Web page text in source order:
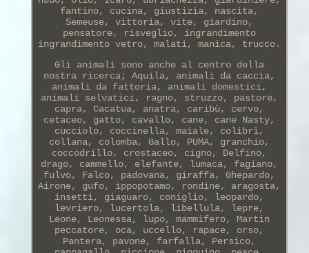
fantino, cucina, giustizia, nascita,
Semeuse, vittoria, vite, giardino,
pensatore, risveglio, ingrandimento
ingrandimento vetro, malati, manica, trucco.
Gli animali sono anche al centro della
nostra ricerca; Aquila, animali da caccia,
animali da fattoria, animali domestici,
animali selvatici, ragno, struzzo, pastore,
capra, Cacatua, anatra, caribù, cervo,
cetaceo, gatto, cavallo, cane, cane Nasty,
cucciolo, coccinella, maiale, colibrì,
collana, colomba, Gallo, PUMA, granchio,
coccodrillo, crostaceo, cigno, Delfino,
drago, cammello, elefante, lumaca, fagiano,
fulvo, Falco, padovana, giraffa, Ghepardo,
Airone, gufo, ippopotamo, rondine, aragosta,
insetti, giaguaro, coniglio, leopardo,
levriero, lucertola, libellula, lepre,
Leone, Leonessa, lupo, mammifero, Martin
peccatore, oca, uccello, rapace, orso,
Pantera, pavone, farfalla, Persico,